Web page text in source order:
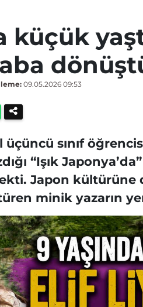
küçük
09.05.2026 09:53
sınıf
“Işık
Japon kültürüne
minik yazarın